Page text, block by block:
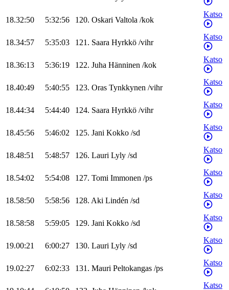
18.32:50 5:32:56 120. Oskari Valtola /kok
Katso
18.34:57 5:35:03 121. Saara Hyrkkö /vihr
Katso
18.36:13 5:36:19 122. Juha Hänninen /kok
Katso
18.40:49 5:40:55 123. Oras Tynkkynen /vihr
Katso
18.44:34 5:44:40 124. Saara Hyrkkö /vihr
Katso
18.45:56 5:46:02 125. Jani Kokko /sd
Katso
18.48:51 5:48:57 126. Lauri Lyly /sd
Katso
18.54:02 5:54:08 127. Tomi Immonen /ps
Katso
18.58:50 5:58:56 128. Aki Lindén /sd
Katso
18.58:58 5:59:05 129. Jani Kokko /sd
Katso
19.00:21 6:00:27 130. Lauri Lyly /sd
Katso
19.02:27 6:02:33 131. Mauri Peltokangas /ps
Katso
Katso